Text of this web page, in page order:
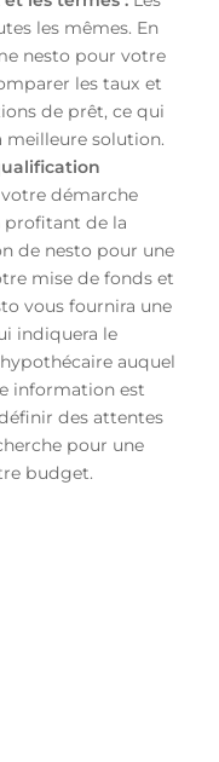
les mêmes. En
nesto pour votre
les taux et
de prêt, ce qui
solution.
démarche
profitant de la
de nesto pour une
mise de fonds et
vous fournira une
indiquera le
auquel
information est
des attentes
pour une
budget.